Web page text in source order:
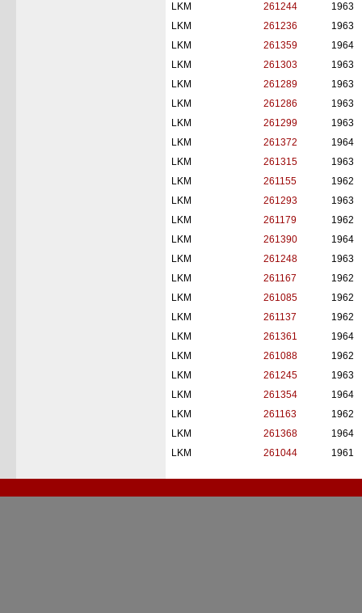
LKM
261244
1963
LKM
261236
1963
LKM
261359
1964
LKM
261303
1963
LKM
261289
1963
LKM
261286
1963
LKM
261299
1963
LKM
261372
1964
LKM
261315
1963
LKM
261155
1962
LKM
261293
1963
LKM
261179
1962
LKM
261390
1964
LKM
261248
1963
LKM
261167
1962
LKM
261085
1962
LKM
261137
1962
LKM
261361
1964
LKM
261088
1962
LKM
261245
1963
LKM
261354
1964
LKM
261163
1962
LKM
261368
1964
LKM
261044 1961